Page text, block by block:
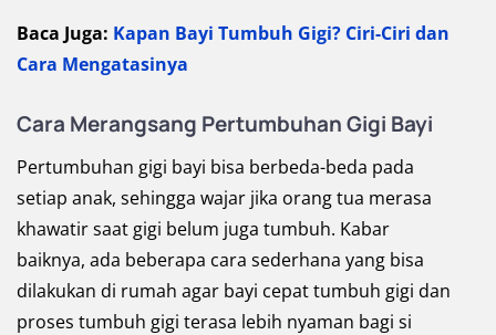
Baca Juga: Kapan Bayi Tumbuh Gigi? Ciri-Ciri dan
Cara Mengatasinya
Cara Merangsang Pertumbuhan Gigi Bayi
Pertumbuhan gigi bayi bisa berbeda-beda pada
setiap anak, sehingga wajar jika orang tua merasa
khawatir saat gigi belum juga tumbuh. Kabar
baiknya, ada beberapa cara sederhana yang bisa
dilakukan di rumah agar bayi cepat tumbuh gigi dan
proses tumbuh gigi terasa lebih nyaman bagi si